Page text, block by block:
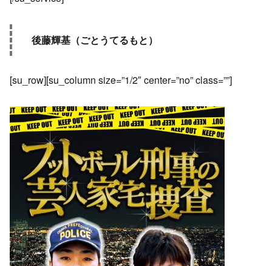
後藤輝基（ごとうてるもと）
[su_row][su_column size=”1/2″ center=”no” class=””]